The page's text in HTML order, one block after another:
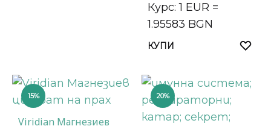
Курс: 1 EUR =
1.95583 BGN
КУПИ
15%
Viridian Магнезиев
20%